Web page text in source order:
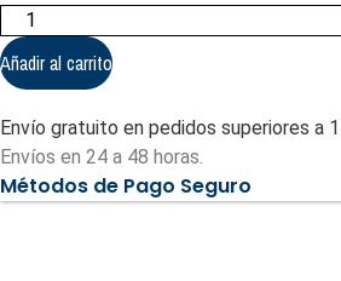
Batería
zinc-
aire
-
Voltaje
V
/
Capacidad
3200
Wh
Añadir al carrito
Envío gratuito en pedidos superiores a
Envíos en 24 a 48 horas.
Métodos de Pago Seguro